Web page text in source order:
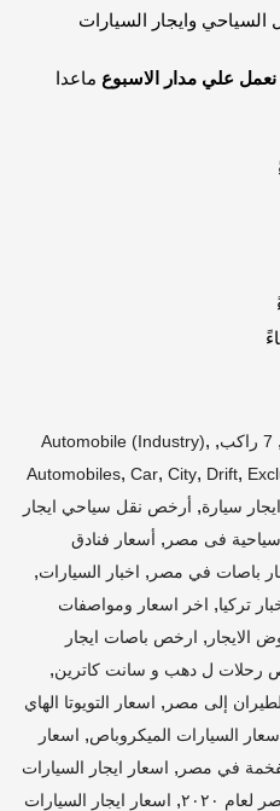
السياحي وايجار السيارات
نعمل علي مدار الاسبوع ماعدا
, 7 راكب ,
Automobile (industry),
Automobiles, Car, City, Drift,
سيارة, أرخص نقل سياحي ايجار
سياحية فى مصر , أسعار فنادق
باصات في مصر , اخبار السيارات,
تركيا, اخر اسعار ومواصفات
, ارخص باصات ايجار
رحلات ل دهب و سانت كاترين,
إلى مصر , اسعار التويوتا الهاي
السيارات الميكروباص, اسعار
, اسعار ايجار السيارات
٢٠٢٠ , اسعار ايجار السيارات